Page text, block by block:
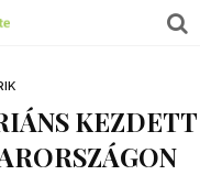
KEZDETT